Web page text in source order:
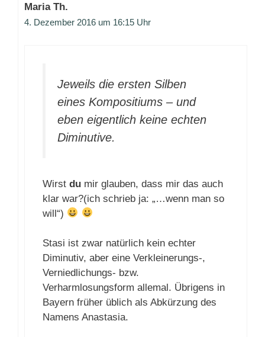
Maria Th.
4. Dezember 2016 um 16:15 Uhr
Jeweils die ersten Silben
eines Kompositiums – und
eben eigentlich keine echten
Diminutive.
Wirst du mir glauben, dass mir das auch
klar war?(ich schrieb ja: „…wenn man so
will“)
Stasi ist zwar natürlich kein echter
Diminutiv, aber eine Verkleinerungs-,
Verniedlichungs- bzw.
Verharmlosungsform allemal. Übrigens in
Bayern früher üblich als Abkürzung des
Namens Anastasia.